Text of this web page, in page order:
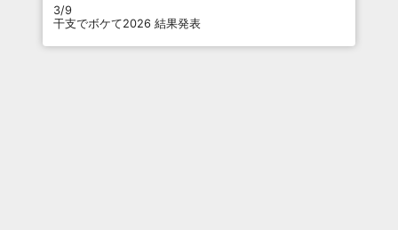
3/9
干支でボケて2026 結果発表